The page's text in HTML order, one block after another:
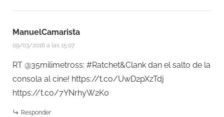
ManuelCamarista
09/03/2016 a las 15:07
RT @35milimetross: #Ratchet&Clank dan el salto de la
consola al cine! https://t.co/UwD2pXzTdj
https://t.co/7YNrhyW2K0
Responder